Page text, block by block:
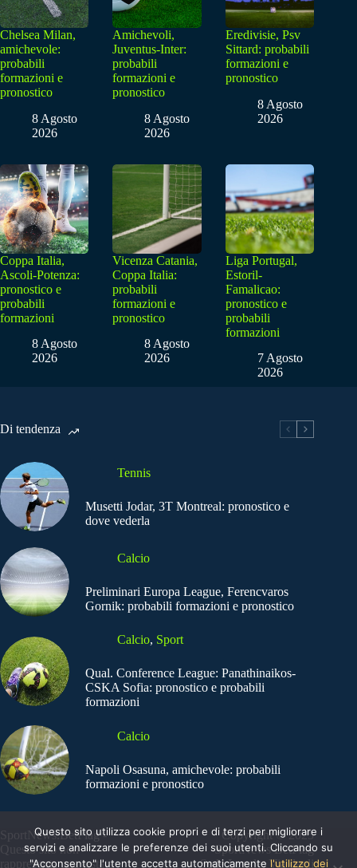
Chelsea Milan,
amichevole:
probabili
formazioni e
pronostico
8 Agosto
2026
Amichevoli,
Juventus-Inter:
probabili
formazioni e
pronostico
8 Agosto
2026
Eredivisie, Psv
Sittard: probabili
formazioni e
pronostico
8 Agosto
2026
Coppa Italia,
Ascoli-Potenza:
pronostico e
probabili
formazioni
8 Agosto
2026
Vicenza Catania,
Coppa Italia:
probabili
formazioni e
pronostico
8 Agosto
2026
Liga Portugal,
Estoril-
Famalicao:
pronostico e
probabili
formazioni
7 Agosto
2026
Di tendenza
Tennis
Musetti Jodar, 3T Montreal: pronostico e
dove vederla
Calcio
Preliminari Europa League, Ferencvaros
Gornik: probabili formazioni e pronostico
Calcio, Sport
Qual. Conference League: Panathinaikos-
CSKA Sofia: pronostico e probabili
formazioni
Calcio
Napoli Osasuna, amichevole: probabili
formazioni e pronostico
SportNews.BetFlag -
Questo sito non
rappresenta una testata
Copyright © 2025
SportNews BetFlag
Sede Legale: Via degli
Questo sito utilizza cookie propri e di terzi per migliorare i
servizi e analizzare le preferenze dei suoi utenti. Cliccando su
"Acconsento" l'utente accetta automaticamente l'utilizzo dei